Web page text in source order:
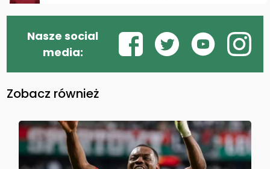
Nasze social
media:
Zobacz również